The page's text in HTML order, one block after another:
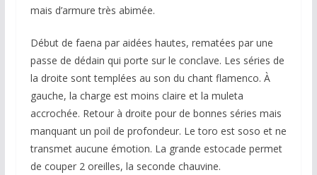
mais d’armure très abimée.
Début de faena par aidées hautes, rematées par une
passe de dédain qui porte sur le conclave. Les séries de
la droite sont templées au son du chant flamenco. À
gauche, la charge est moins claire et la muleta
accrochée. Retour à droite pour de bonnes séries mais
manquant un poil de profondeur. Le toro est soso et ne
transmet aucune émotion. La grande estocade permet
de couper 2 oreilles, la seconde chauvine.